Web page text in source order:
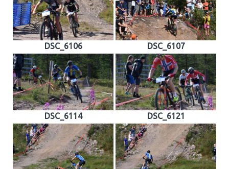
DSC_6106 DSC_6107
DSC_6114 DSC_6121